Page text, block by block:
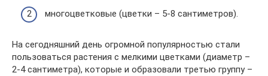
многоцветковые (цветки – 5-8 сантиметров).
На сегодняшний день огромной популярностью стали
пользоваться растения с мелкими цветками (диаметр –
2-4 сантиметра), которые и образовали третью группу –